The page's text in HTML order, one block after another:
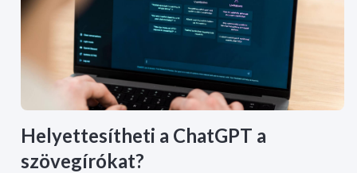
Helyettesítheti a ChatGPT a
szövegírókat?